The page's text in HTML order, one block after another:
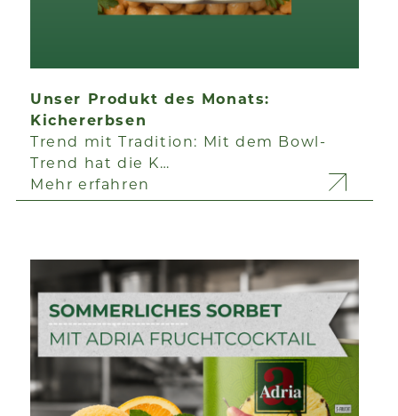
Unser Produkt des Monats:
Kichererbsen
Trend mit Tradition: Mit dem Bowl-
Trend hat die K…
Mehr erfahren